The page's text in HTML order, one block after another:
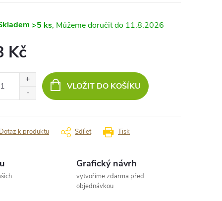
>5 ks 11.8.2026
Kč
VLOŽIT DO KOŠÍKU
Tisk
Dotaz k produktu Sdílet
Grafický návrh
vytvoříme zdarma před
objednávkou